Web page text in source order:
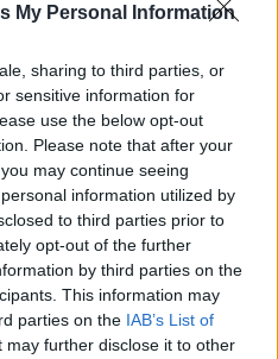
My Personal Information
sharing to third parties, or
sensitive information for
use the below opt-out
Please note that after your
may continue seeing
information utilized by
to third parties prior to
opt-out of the further
by third parties on the
This information may
parties on the IAB’s List of
may further disclose it to other
η ζωή τους με την
Αυγούστου